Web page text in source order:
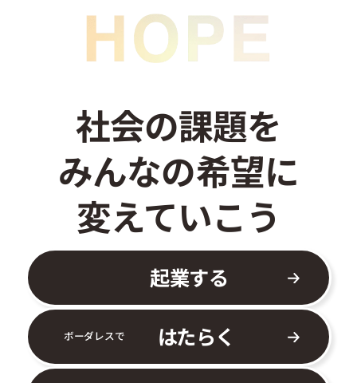
社会の課題を
みんなの希望に
変えていこう
起業する
ボーダレスで はたらく